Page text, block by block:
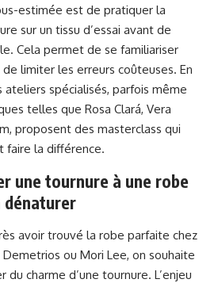
estimée est de pratiquer la
sur un tissu d’essai avant de
Cela permet de se familiariser
limiter les erreurs coûteuses. En
ateliers spécialisés, parfois même
telles que Rosa Clará, Vera
proposent des masterclass qui
faire la différence.
une tournure à une robe
dénaturer
avoir trouvé la robe parfaite chez
ou Mori Lee, on souhaite
charme d’une tournure. L’enjeu